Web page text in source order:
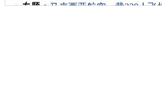
专题：马来西亚航空一载239人飞